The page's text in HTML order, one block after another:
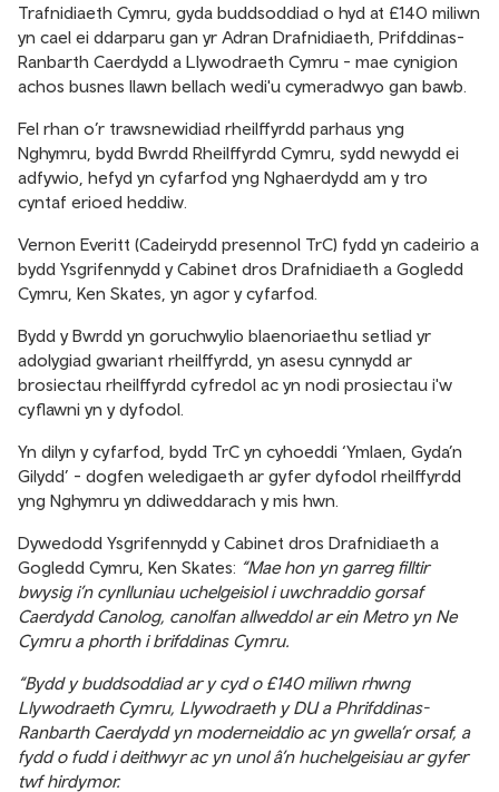
Trafnidiaeth Cymru, gyda buddsoddiad o hyd at £140 miliwn
yn cael ei ddarparu gan yr Adran Drafnidiaeth, Prifddinas-
Ranbarth Caerdydd a Llywodraeth Cymru - mae cynigion
achos busnes llawn bellach wedi'u cymeradwyo gan bawb.
Fel rhan o’r trawsnewidiad rheilffyrdd parhaus yng
Nghymru, bydd Bwrdd Rheilffyrdd Cymru, sydd newydd ei
adfywio, hefyd yn cyfarfod yng Nghaerdydd am y tro
cyntaf erioed heddiw.
Vernon Everitt (Cadeirydd presennol TrC) fydd yn cadeirio a
bydd Ysgrifennydd y Cabinet dros Drafnidiaeth a Gogledd
Cymru, Ken Skates, yn agor y cyfarfod.
Bydd y Bwrdd yn goruchwylio blaenoriaethu setliad yr
adolygiad gwariant rheilffyrdd, yn asesu cynnydd ar
brosiectau rheilffyrdd cyfredol ac yn nodi prosiectau i'w
cyflawni yn y dyfodol.
Yn dilyn y cyfarfod, bydd TrC yn cyhoeddi ‘Ymlaen, Gyda’n
Gilydd’ - dogfen weledigaeth ar gyfer dyfodol rheilffyrdd
yng Nghymru yn ddiweddarach y mis hwn.
Dywedodd Ysgrifennydd y Cabinet dros Drafnidiaeth a
Gogledd Cymru, Ken Skates: “Mae hon yn garreg filltir
bwysig i’n cynlluniau uchelgeisiol i uwchraddio gorsaf
Caerdydd Canolog, canolfan allweddol ar ein Metro yn Ne
Cymru a phorth i brifddinas Cymru.
“Bydd y buddsoddiad ar y cyd o £140 miliwn rhwng
Llywodraeth Cymru, Llywodraeth y DU a Phrifddinas-
Ranbarth Caerdydd yn moderneiddio ac yn gwella’r orsaf, a
fydd o fudd i deithwyr ac yn unol â’n huchelgeisiau ar gyfer
twf hirdymor.